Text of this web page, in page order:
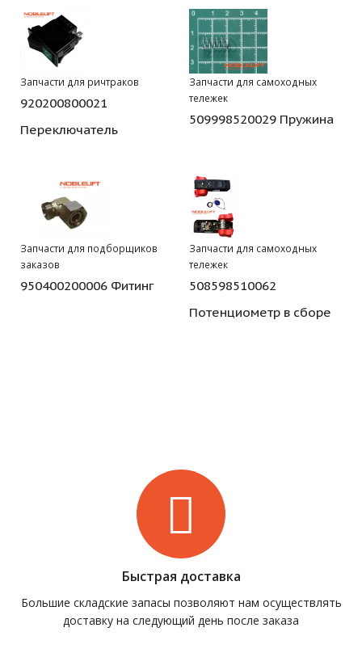
Запчасти для ричтраков
920200800021
Переключатель
Запчасти для самоходных
тележек
509998520029 Пружина
Запчасти для подборщиков
заказов
950400200006 Фитинг
Запчасти для самоходных
тележек
508598510062
Потенциометр в сборе
Быстрая доставка
Большие складские запасы позволяют нам осуществлять
доставку на следующий день после заказа